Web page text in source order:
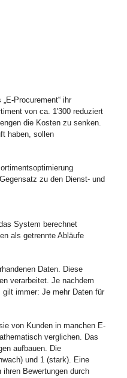
Procurement“ ihr
von ca. 1'300 reduziert
die Kosten zu senken.
haben, sollen
zu den Dienst- und
System berechnet
als getrennte Abläufe
Daten. Diese
verarbeitet. Je nachdem
immer: Je mehr Daten für
von Kunden in manchen E-
verglichen. Das
aufbauen. Die
und 1 (stark). Eine
Bewertungen durch